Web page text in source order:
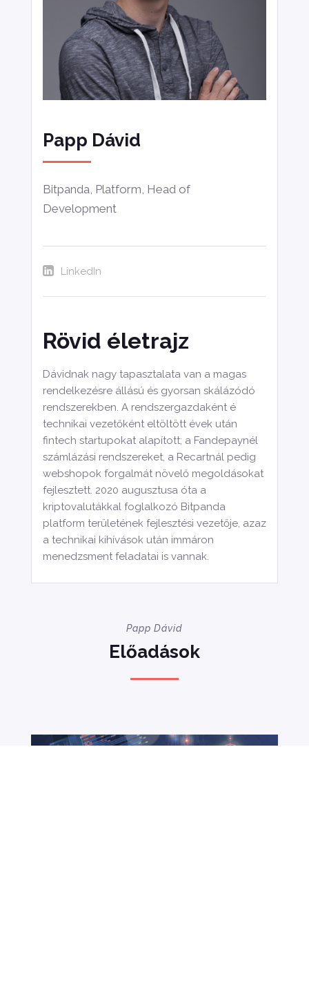
Papp Dávid
Bitpanda, Platform, Head of
Development
LinkedIn
Rövid életrajz
Dávidnak nagy tapasztalata van a magas
rendelkezésre állású és gyorsan skálázódó
rendszerekben. A rendszergazdaként é
technikai vezetőként eltöltött évek után
fintech startupokat alapított; a Fandepaynél
számlázási rendszereket, a Recartnál pedig
webshopok forgalmát növelő megoldásokat
fejlesztett. 2020 augusztusa óta a
kriptovalutákkal foglalkozó Bitpanda
platform területének fejlesztési vezetője, azaz
a technikai kihívások után immáron
menedzsment feladatai is vannak.
Papp Dávid
Előadások